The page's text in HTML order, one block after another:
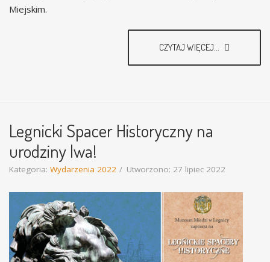
Miejskim.
CZYTAJ WIĘCEJ...
Legnicki Spacer Historyczny na
urodziny lwa!
Kategoria: Wydarzenia 2022 Utworzono: 27 lipiec 2022